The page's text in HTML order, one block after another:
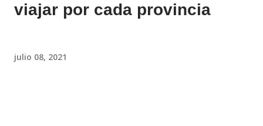
viajar por cada provincia
julio 08, 2021